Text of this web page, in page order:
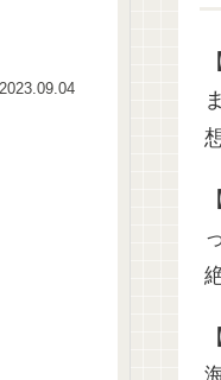
2023.09.04